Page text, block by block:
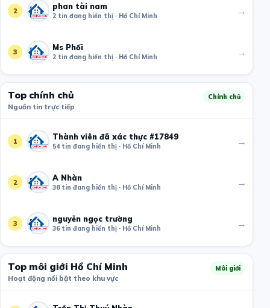
2 phan tài nam
2 tin đang hiển thị · Hồ Chí Minh →
3 Ms Phối
2 tin đang hiển thị · Hồ Chí Minh →
Top chính chủ
Nguồn tin trực tiếp
Chính chủ
1 Thành viên đã xác thực #17849
54 tin đang hiển thị · Hồ Chí Minh →
2 A Nhàn
38 tin đang hiển thị · Hồ Chí Minh →
3 nguyễn ngọc trường
36 tin đang hiển thị · Hồ Chí Minh →
Top môi giới Hồ Chí Minh
Hoạt động nổi bật theo khu vực
Môi giới